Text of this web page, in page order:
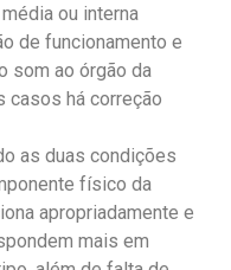
ou interna
de funcionamento e
som ao órgão da
casos há correção
as duas condições
físico da
apropriadamente e
mais em